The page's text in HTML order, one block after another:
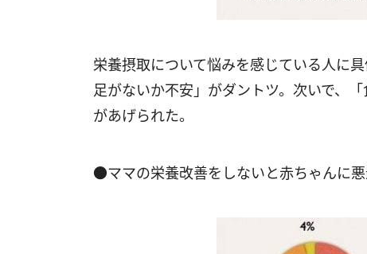
栄養摂取について悩みを感じている人に
足がないか不安」がダントツ。次いで、
があげられた。
●ママの栄養改善をしないと赤ちゃんに